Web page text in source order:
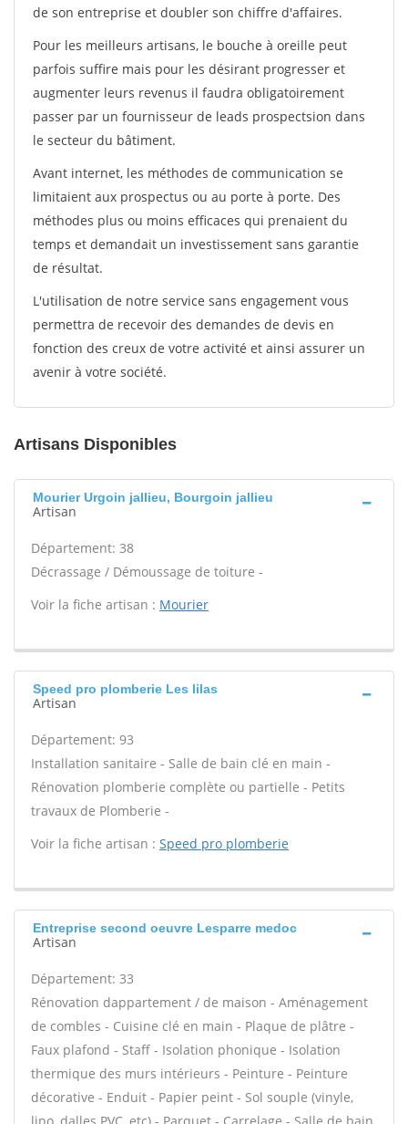
de son entreprise et doubler son chiffre d'affaires.
Pour les meilleurs artisans, le bouche à oreille peut
parfois suffire mais pour les désirant progresser et
augmenter leurs revenus il faudra obligatoirement
passer par un fournisseur de leads prospectsion dans
le secteur du bâtiment.
Avant internet, les méthodes de communication se
limitaient aux prospectus ou au porte à porte. Des
méthodes plus ou moins efficaces qui prenaient du
temps et demandait un investissement sans garantie
de résultat.
L'utilisation de notre service sans engagement vous
permettra de recevoir des demandes de devis en
fonction des creux de votre activité et ainsi assurer un
avenir à votre société.
Artisans Disponibles
Mourier Urgoin jallieu, Bourgoin jallieu
Artisan
Département: 38
Décrassage / Démoussage de toiture -
Voir la fiche artisan : Mourier
Speed pro plomberie Les lilas
Artisan
Département: 93
Installation sanitaire - Salle de bain clé en main -
Rénovation plomberie complète ou partielle - Petits
travaux de Plomberie -
Voir la fiche artisan : Speed pro plomberie
Entreprise second oeuvre Lesparre medoc
Artisan
Département: 33
Rénovation dappartement / de maison - Aménagement
de combles - Cuisine clé en main - Plaque de plâtre -
Faux plafond - Staff - Isolation phonique - Isolation
thermique des murs intérieurs - Peinture - Peinture
décorative - Enduit - Papier peint - Sol souple (vinyle,